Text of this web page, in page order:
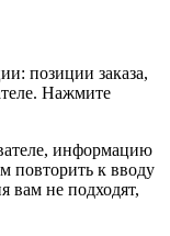
позиции заказа,
Нажмите
информацию
повторить к вводу
вам не подходят,